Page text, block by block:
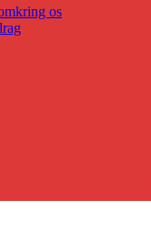
os